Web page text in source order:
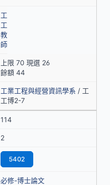
工
工
教
師
上限 70 現選 26
餘額 44
工業工程與經營資訊學系 / 工
工博2-7
114
2
5402
必修-博士論文